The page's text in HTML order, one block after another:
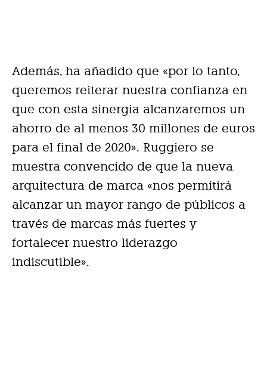
Además, ha añadido que «por lo tanto,
queremos reiterar nuestra confianza en
que con esta sinergia alcanzaremos un
ahorro de al menos 30 millones de euros
para el final de 2020». Ruggiero se
muestra convencido de que la nueva
arquitectura de marca «nos permitirá
alcanzar un mayor rango de públicos a
través de marcas más fuertes y
fortalecer nuestro liderazgo
indiscutible».